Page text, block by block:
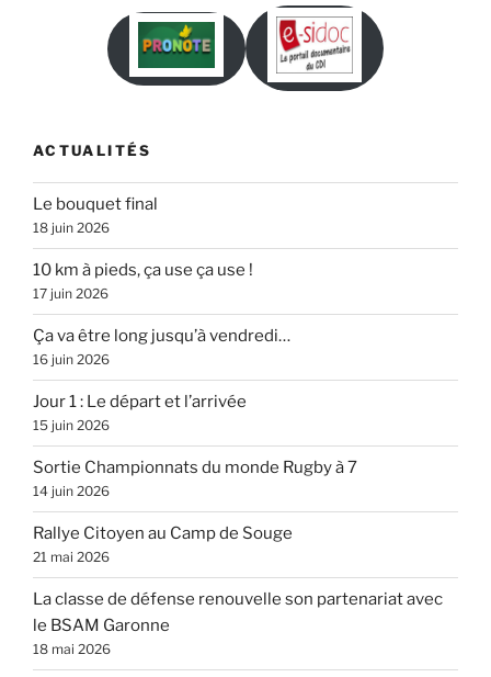
ACTUALITÉS
Le bouquet final
18 juin 2026
10 km à pieds, ça use ça use !
17 juin 2026
Ça va être long jusqu’à vendredi…
16 juin 2026
Jour 1 : Le départ et l’arrivée
15 juin 2026
Sortie Championnats du monde Rugby à 7
14 juin 2026
Rallye Citoyen au Camp de Souge
21 mai 2026
La classe de défense renouvelle son partenariat avec
le BSAM Garonne
18 mai 2026